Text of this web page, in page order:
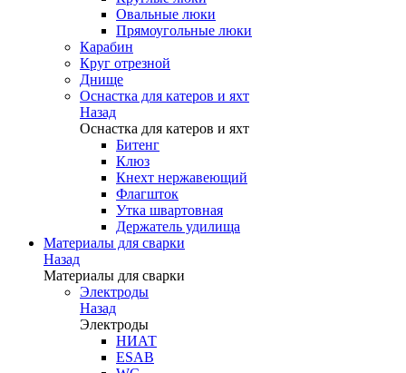
Овальные люки
Прямоугольные люки
Карабин
Круг отрезной
Днище
Оснастка для катеров и яхт
Назад
Оснастка для катеров и яхт
Битенг
Клюз
Кнехт нержавеющий
Флагшток
Утка швартовная
Держатель удилища
Материалы для сварки
Назад
Материалы для сварки
Электроды
Назад
Электроды
НИАТ
ESAB